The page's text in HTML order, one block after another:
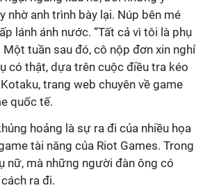
nhờ anh trình bày lại. Núp bên mé
lánh ánh nước. “Tất cả vì tôi là phụ
Một tuần sau đó, cô nộp đơn xin nghỉ
có thật, dựa trên cuộc điều tra kéo
trang web chuyên về game
quốc tế.
hoảng là sự ra đi của nhiều họa
tài năng của Riot Games. Trong
nữ, mà những người đàn ông có
ra đi.